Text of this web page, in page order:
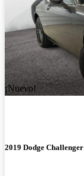
¡Nuevo!
2019 Dodge Challenger